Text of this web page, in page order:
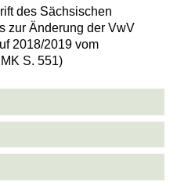
des Sächsischen
zur Änderung der VwV
2018/2019 vom
S. 551)